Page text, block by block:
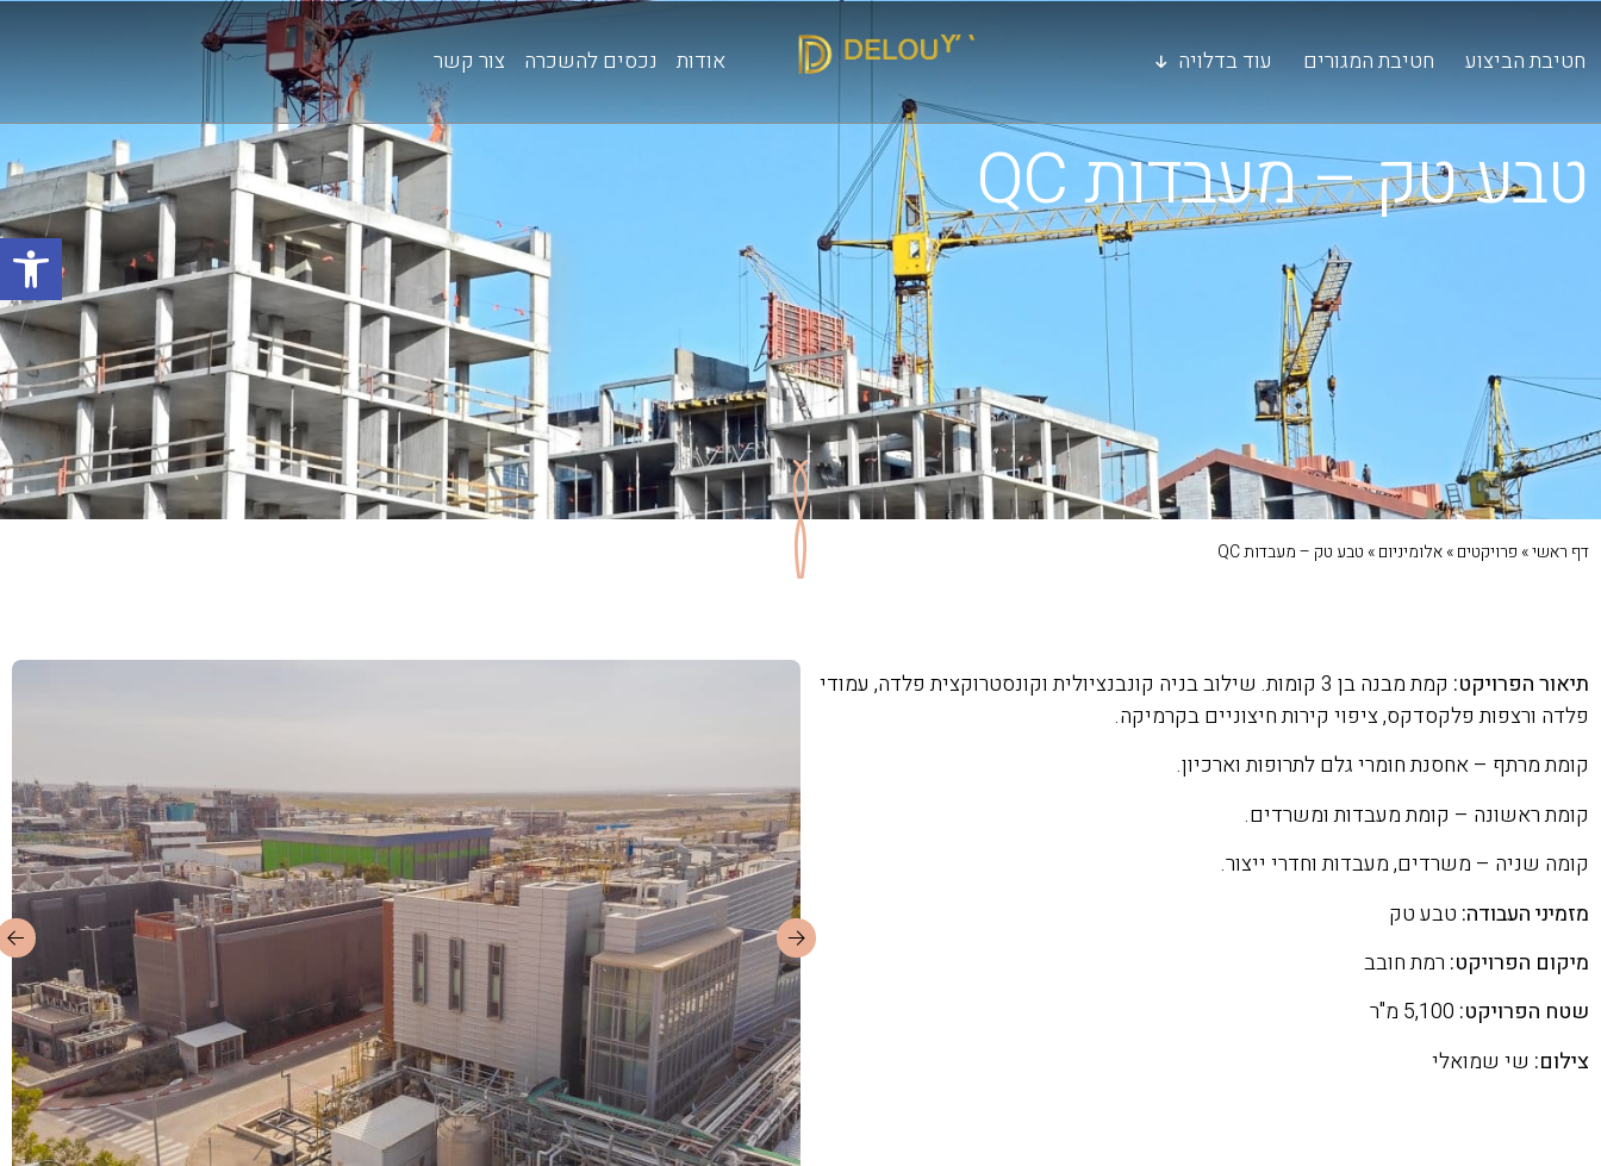
חטיבת הביצוע חטיבת המגורים עוד בדלויה אודות נכסים להשכרה צור קשר
טבע טק – מעבדות QC
דף ראשי» פרויקטים»אלומיניום» טבע טק – מעבדות QC
תיאור הפרויקט:
קמת מבנה בן 3 קומות. שילוב בניה קונבנציולית וקונסטרוקצית פלדה, עמודי
פלדה ורצפות פלקסדקס, ציפוי קירות חיצוניים בקרמיקה.
קומת מרתף – אחסנת חומרי גלם לתרופות וארכיון.
קומת ראשונה – קומת מעבדות ומשרדים.
קומה שניה – משרדים, מעבדות וחדרי ייצור.
מזמיני העבודה: טבע טק
מיקום הפרויקט: רמת חובב
שטח הפרויקט:
צילום: שי שמואלי